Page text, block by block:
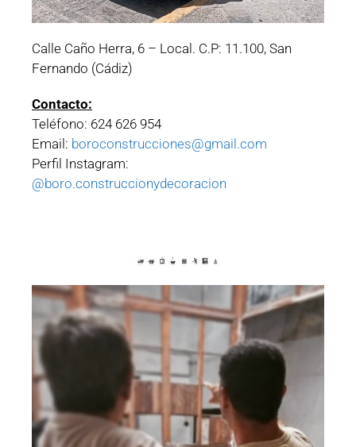
Calle Caño Herra, 6 – Local. C.P: 11.100, San
Fernando (Cádiz)
Contacto:
Teléfono: 624 626 954
Email: boroconstrucciones@gmail.com
Perfil Instagram:
@boro.construccionydecoracion